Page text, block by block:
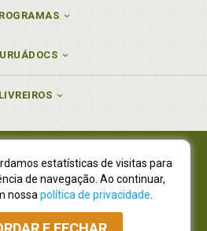
LIVREIROS
CNPJ 77.535.508/0001-19
CNPJ 01.701.561/0001-80
Dallegrave, 7665, São Lourenço |
- CEP 82210-310
estatísticas de visitas para
de navegação. Ao continuar,
nossa política de privacidade